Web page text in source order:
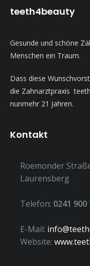
teeth4beauty
Gesunde und schöne
Menschen ein Traum.
Dass diese
die Zahnarztpraxis
nunmehr 21 Jahren.
Kontakt
Roemonder
Laurensberg
Telefon: 0241 900
E-Mail:
Website: